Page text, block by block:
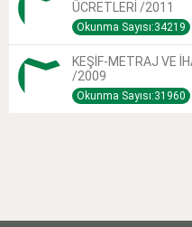
ÜCRETLERİ /2011
Okunma Sayısı:34219
KEŞİF-METRAJ VE
/2009
Okunma Sayısı:31960